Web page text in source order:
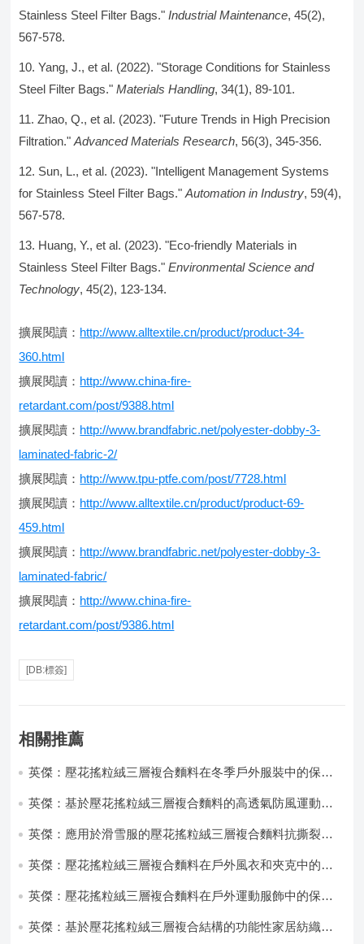
Stainless Steel Filter Bags."Industrial Maintenance, 45(2),
567-578.
Yang, J., et al. (2022). "Storage Conditions for Stainless
Steel Filter Bags."Materials Handling, 34(1), 89-101.
Zhao, Q., et al. (2023). "Future Trends in High Precision
Filtration."Advanced Materials Research, 56(3), 345-356.
Sun, L., et al. (2023). "Intelligent Management Systems
for Stainless Steel Filter Bags."Automation in Industry, 59(4),
567-578.
Huang, Y., et al. (2023). "Eco-friendly Materials in
Stainless Steel Filter Bags."Environmental Science and
Technology, 45(2), 123-134.
擴展閱讀： http://www.alltextile.cn/product/product-34-
360.html
擴展閱讀： http://www.china-fire-
retardant.com/post/9388.html
擴展閱讀： http://www.brandfabric.net/polyester-dobby-3-
laminated-fabric-2/
擴展閱讀： http://www.tpu-ptfe.com/post/7728.html
擴展閱讀： http://www.alltextile.cn/product/product-69-
459.html
擴展閱讀： http://www.brandfabric.net/polyester-dobby-3-
laminated-fabric/
擴展閱讀： http://www.china-fire-
retardant.com/post/9386.html
[DB:標簽]
相關推薦
英傑：壓花搖粒絨三層複合麵料在冬季戶外服裝中的保暖
英傑：基於壓花搖粒絨三層複合麵料的高透氣防風運動服
英傑：應用於滑雪服的壓花搖粒絨三層複合麵料抗撕裂與
英傑：壓花搖粒絨三層複合麵料在戶外風衣和夾克中的應
英傑：壓花搖粒絨三層複合麵料在戶外運動服飾中的保暖
英傑：基於壓花搖粒絨三層複合結構的功能性家居紡織品